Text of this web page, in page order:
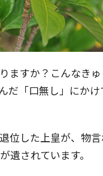
ますか？こんなき
だ「口無し」にか
位した上皇が、物
遺されています。